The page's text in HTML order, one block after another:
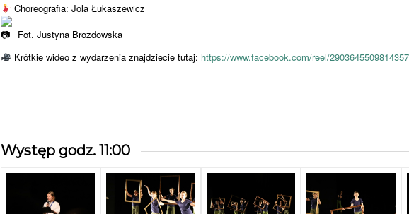
Choreografia: Jola Łukaszewicz
Fot. Justyna Brozdowska
Krótkie wideo z wydarzenia znajdziecie tutaj: https://www.facebook.com/reel/2903645509814357
Występ godz. 11:00